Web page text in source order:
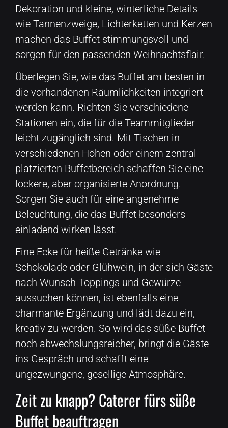
Dekoration und kleine, winterliche Details
wie Tannenzweige, Lichterketten und Kerzen
machen das Buffet stimmungsvoll und
sorgen für den passenden Weihnachtsflair.
Überlegen Sie, wie das Buffet am besten in
die vorhandenen Räumlichkeiten integriert
werden kann. Richten Sie verschiedene
Stationen ein, die für die Teammitglieder
leicht zugänglich sind. Mit Tischen in
verschiedenen Höhen oder einem zentral
platzierten Buffetbereich schaffen Sie eine
lockere, aber organisierte Anordnung.
Sorgen Sie auch für eine angenehme
Beleuchtung, die das Buffet besonders
einladend wirken lässt.
Eine Ecke für heiße Getränke wie
Schokolade oder Glühwein, in der sich Gäste
nach Wunsch Toppings und Gewürze
aussuchen können, ist ebenfalls eine
charmante Ergänzung und lädt dazu ein,
kreativ zu werden. So wird das süße Buffet
noch abwechslungsreicher, bringt die Gäste
ins Gespräch und schafft eine
ungezwungene, gesellige Atmosphäre.
Zeit zu knapp? Caterer fürs süße
Buffet beauftragen